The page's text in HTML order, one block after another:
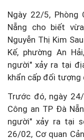
Ngày 22/5,
Nẵng cho biết
Nguyễn Thị Kim
Kế, phường An
người" xảy ra tại
khẩn cấp đối tượng
Trước đó, ngày
Công an TP Đà
người" xảy ra tại
26/02, Cơ quan